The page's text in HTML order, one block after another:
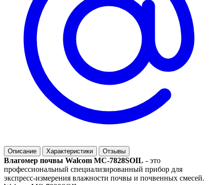
Описание Характеристики Отзывы
Влагомер почвы Walcom MC-7828SOIL - это
профессиональный специализированный прибор для
экспресс-измерения влажности почвы и почвенных смесей.